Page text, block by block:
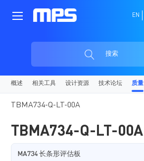
EN
搜索
概述 相关工具 设计资源 技术论坛 质量
TBMA734-Q-LT-00A
TBMA734-Q-LT-00A
MA734 长条形评估板